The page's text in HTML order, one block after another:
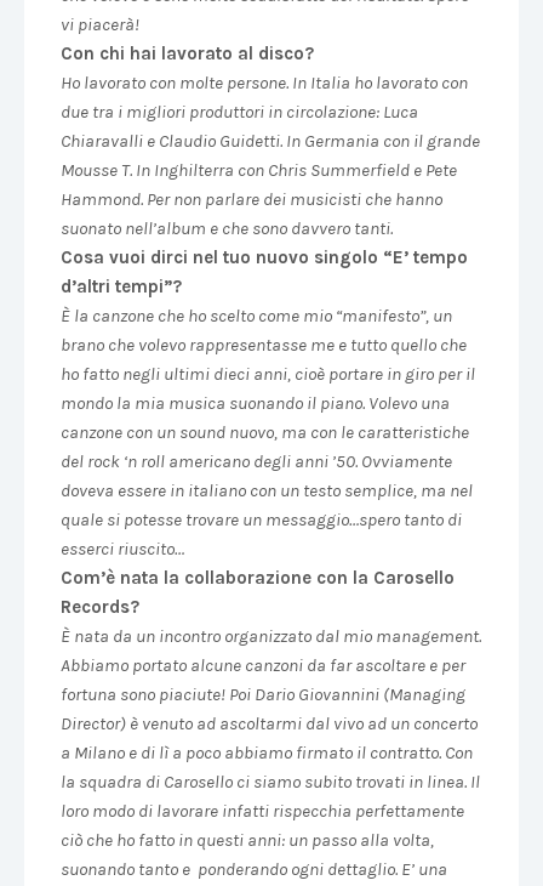
vi piacerà!
Con chi hai lavorato al disco?
Ho lavorato con molte persone. In Italia ho lavorato con
due tra i migliori produttori in circolazione: Luca
Chiaravalli e Claudio Guidetti. In Germania con il grande
Mousse T. In Inghilterra con Chris Summerfield e Pete
Hammond. Per non parlare dei musicisti che hanno
suonato nell’album e che sono davvero tanti.
Cosa vuoi dirci nel tuo nuovo singolo “E’ tempo
d’altri tempi”?
È la canzone che ho scelto come mio “manifesto”, un
brano che volevo rappresentasse me e tutto quello che
ho fatto negli ultimi dieci anni, cioè portare in giro per il
mondo la mia musica suonando il piano. Volevo una
canzone con un sound nuovo, ma con le caratteristiche
del rock ‘n roll americano degli anni ’50. Ovviamente
doveva essere in italiano con un testo semplice, ma nel
quale si potesse trovare un messaggio…spero tanto di
esserci riuscito…
Com’è nata la collaborazione con la Carosello
Records?
È nata da un incontro organizzato dal mio management.
Abbiamo portato alcune canzoni da far ascoltare e per
fortuna sono piaciute! Poi Dario Giovannini (Managing
Director) è venuto ad ascoltarmi dal vivo ad un concerto
a Milano e di lì a poco abbiamo firmato il contratto. Con
la squadra di Carosello ci siamo subito trovati in linea. Il
loro modo di lavorare infatti rispecchia perfettamente
ciò che ho fatto in questi anni: un passo alla volta,
suonando tanto e ponderando ogni dettaglio. E’ una